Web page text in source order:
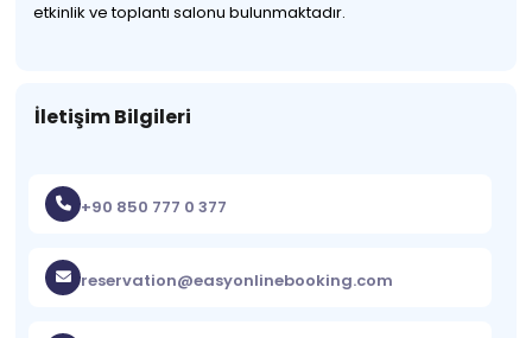
etkinlik ve toplantı salonu bulunmaktadır.
İletişim Bilgileri
+90 850 777 0 377
reservation@easyonlinebooking.com